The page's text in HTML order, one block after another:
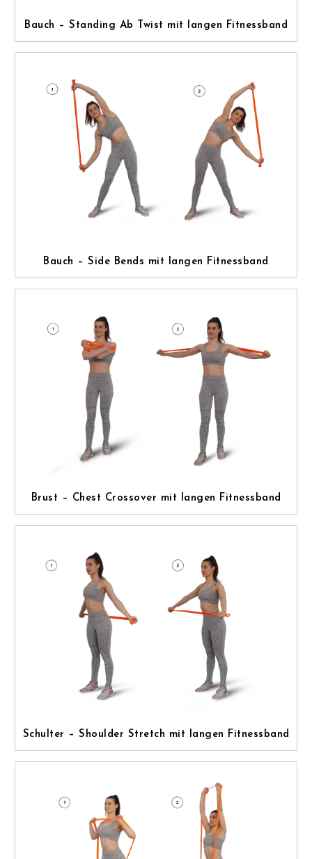
Bauch – Standing Ab Twist mit langen Fitnessband
Bauch – Side Bends mit langen Fitnessband
Brust – Chest Crossover mit langen Fitnessband
Schulter – Shoulder Stretch mit langen Fitnessband